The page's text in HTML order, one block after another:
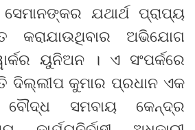
ସେମାନଙ୍କର ଯଥାର୍ଥ ପ୍ରାପ୍ୟ
କରାଯାଉଥିବାର ଅଭିଯୋଗ
ୟୁନିଅନ । ଏ ସଂପର୍କରେ
ଦିଲ୍ଲୀପ କୁମାର ପ୍ରଧାନ ଏକ
ସମବାୟ କେନ୍ଦ୍ର